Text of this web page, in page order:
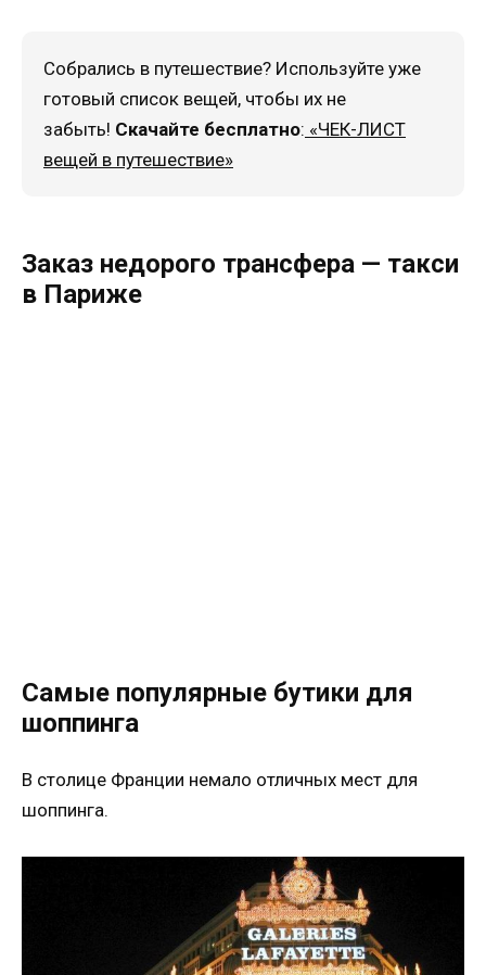
Собрались в путешествие? Используйте уже
готовый список вещей, чтобы их не
забыть! Скачайте бесплатно: «ЧЕК-ЛИСТ
вещей в путешествие»
Заказ недорого трансфера — такси
в Париже
Самые популярные бутики для
шоппинга
В столице Франции немало отличных мест для
шоппинга.